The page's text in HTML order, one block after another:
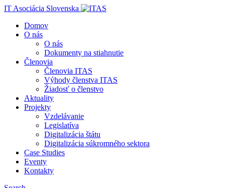
IT Asociácia Slovenska
Domov
O nás
O nás
Dokumenty na stiahnutie
Členovia
Členovia ITAS
Výhody členstva ITAS
Žiadosť o členstvo
Aktuality
Projekty
Vzdelávanie
Legislatíva
Digitalizácia štátu
Digitalizácia súkromného sektora
Case Studies
Eventy
Kontakty